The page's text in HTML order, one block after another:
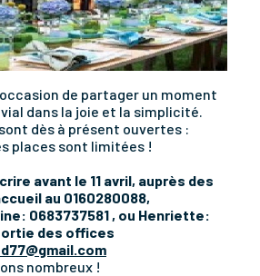
de partager un moment
dans la joie et la simplicité.
dès à présent ouvertes :
places sont limitées !
avant le 11 avril, auprès des
au 0160280088,
0683737581 , ou Henriette:
des offices
nombreux !